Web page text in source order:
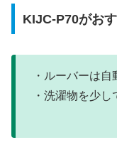
KIJC-P70がお
・ルーバーは
・洗濯物を少